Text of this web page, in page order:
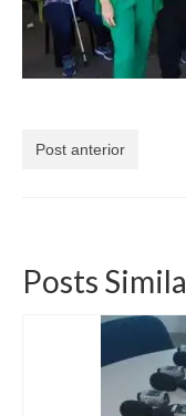
Post anterior
Posts